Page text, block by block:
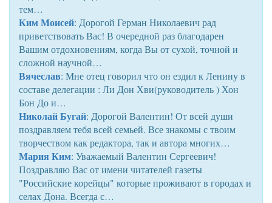
тем…
Ким Моисей: Дорогой Герман Николаевич рад
приветствовать Вас! В очередной раз благодарен
Вашим отдохновениям, когда Вы от сухой, точной и
сложной научной…
Вячеслав: Мне отец говорил что он ездил к Ленину в
составе делегации : Ли Дон Хви(руководитель ) Хон
Бон До и…
Николай Бугай: Дорогой Валентин! От всей души
поздравляем тебя всей семьей. Все знакомы с твоим
творчеством как редактора, так и автора многих…
Мария Ким: Уважаемый Валентин Сергеевич!
Поздравляю Вас от имени читателей газеты
"Российские корейцы" которые проживают в городах и
селах Дона. Всегда с…